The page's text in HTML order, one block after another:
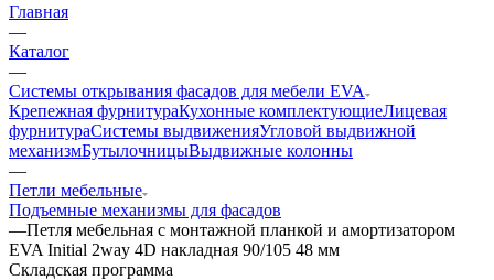
Главная
—
Каталог
—
Системы открывания фасадов для мебели EVA
Крепежная фурнитураКухонные комплектующиеЛицевая
фурнитураСистемы выдвиженияУгловой выдвижной
механизмБутылочницыВыдвижные колонны
—
Петли мебельные
Подъемные механизмы для фасадов
—Петля мебельная с монтажной планкой и амортизатором
EVA Initial 2way 4D накладная 90/105 48 мм
Складская программа